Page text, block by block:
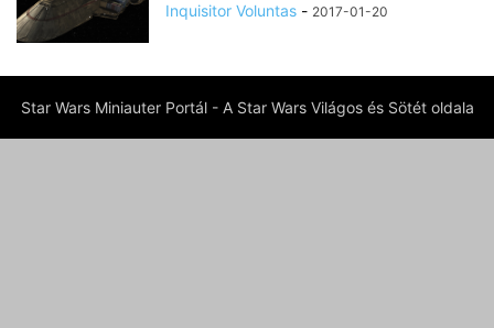
Inquisitor Voluntas - 2017-01-20
Star Wars Miniauter Portál - A Star Wars Világos és Sötét oldala